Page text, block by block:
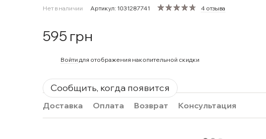
Нет в наличии Артикул: 1031287741 4 отзыва
595 грн
Войти для отображения накопительной скидки
Сообщить, когда появится
Доставка Оплата Возврат Консультация